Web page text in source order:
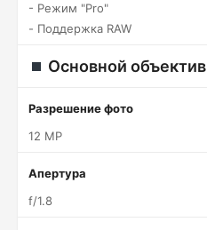
- Режим "Pro"
- Поддержка RAW
Основной объектив
Разрешение фото
12 MP
Апертура
f/1.8